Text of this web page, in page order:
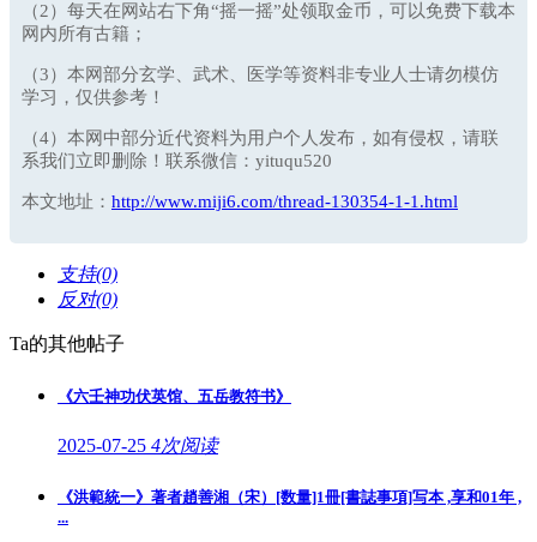
（2）每天在网站右下角“摇一摇”处领取金币，可以免费下载本
网内所有古籍；
（3）本网部分玄学、武术、医学等资料非专业人士请勿模仿
学习，仅供参考！
（4）本网中部分近代资料为用户个人发布，如有侵权，请联
系我们立即删除！联系微信：yituqu520
本文地址： http://www.miji6.com/thread-130354-1-1.html
支持(0)
反对(0)
Ta的其他帖子
《六壬神功伏英馆、五岳教符书》
2025-07-25 4次阅读
《洪範統一》著者趙善湘（宋）[数量]1冊[書誌事項]写本 ,享和01年 ,
...